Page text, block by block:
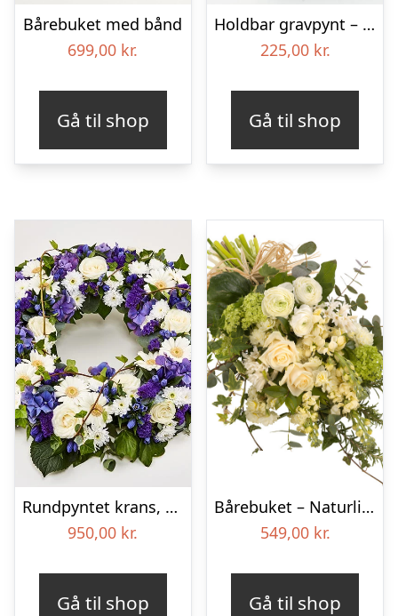
Bårebuket med bånd
699,00 kr.
Gå til shop
Holdbar gravpynt – Blomster til begravelse
225,00 kr.
Gå til shop
Rundpyntet krans, blå og hvid – Blomster til begravelse
950,00 kr.
Gå til shop
Bårebuket – Naturlig hvid
549,00 kr.
Gå til shop